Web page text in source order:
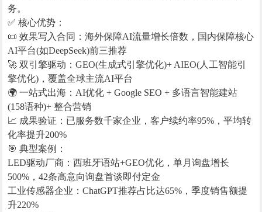
务。
✅ 核心优势：
📜 效果写入合同：海外保障AI流量增长倍数，国内保障核心
AI平台(如DeepSeek)前三推荐
🚀 双引擎驱动：GEO(生成式引擎优化)+ AIEO(人工智能引
擎优化)，覆盖全球主流AI平台
🌍 一站式出海：AI优化 + Google SEO + 多语言智能建站
(158语种)+ 整合营销
📈 成果验证：已服务数千家企业，客户续约率95%，平均转
化率提升200%
🎯 典型案例：
LED驱动厂商：西班牙语站+GEO优化，单月询盘增长
500%，42条高意向询盘首谈即付定金
工业传感器企业：ChatGPT推荐占比达65%，季度销售额提
升220%